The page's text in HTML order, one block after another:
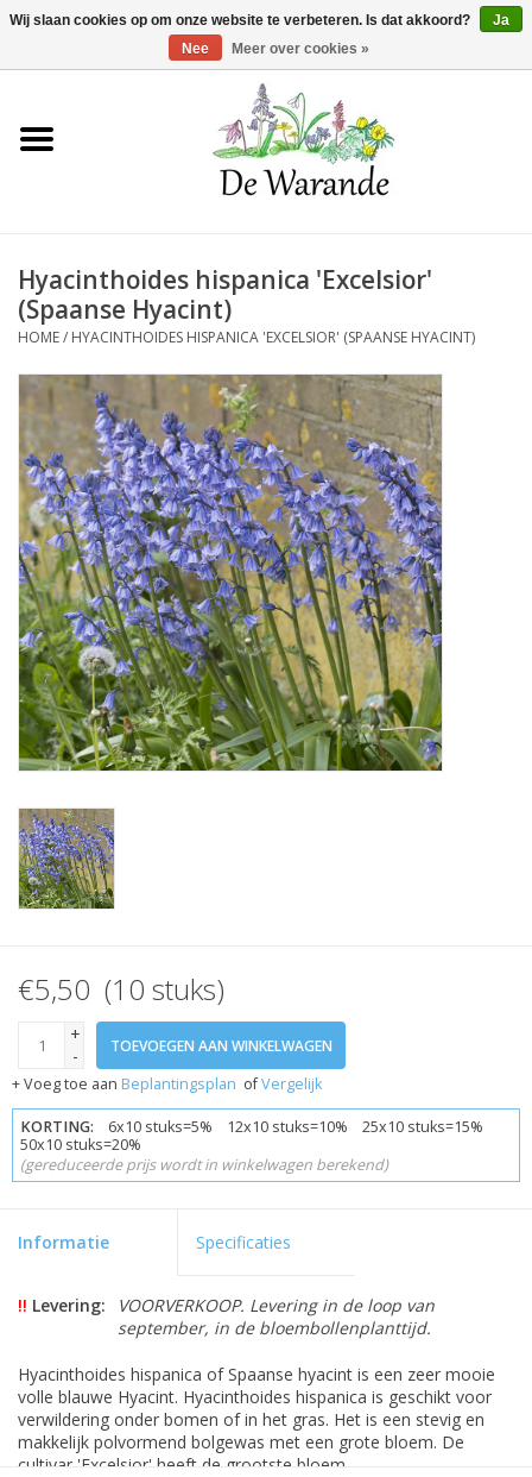
Winkelwagen >0 Artikelen - €0,00
Home
Voorjaarsbloeiers
Herfstbloeiers
Schaduwplanten
Aanbiedingen
Bodemverbetering
Overige producten
Advies
Onze tuinen!
Sterke Bollen Dagen
Hyacinthoides hispanica 'Excelsior'
(Spaanse Hyacint)
HOME/ HYACINTHOIDES HISPANICA 'EXCELSIOR' (SPAANSE HYACINT)
€5,50 (10 stuks)
+
-
TOEVOEGEN AAN WINKELWAGEN
+ Voeg toe aan Beplantingsplan ofVergelijk
KORTING: 6x10 stuks=5% 12x10 stuks=10% 25x10 stuks=15%
50x10 stuks=20%
(gereduceerde prijs wordt in winkelwagen berekend)
Informatie Specificaties
!! Levering:
VOORVERKOOP. Levering in de loop van
september, in de bloembollenplanttijd.
Hyacinthoides hispanica of Spaanse hyacint is een zeer mooie
volle blauwe Hyacint. Hyacinthoides hispanica is geschikt voor
verwildering onder bomen of in het gras. Het is een stevig en
makkelijk polvormend bolgewas met een grote bloem. De
cultivar 'Excelsior' heeft de grootste bloem.
Wij slaan cookies op om onze website te verbeteren. Is dat akkoord?
Ja
Nee
Meer over cookies »